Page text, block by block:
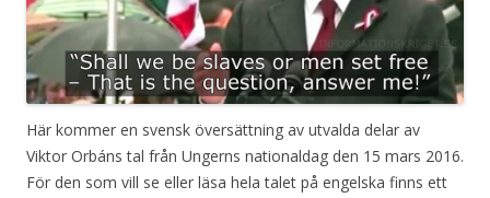
Här kommer en svensk översättning av utvalda delar av
Viktor Orbáns tal från Ungerns nationaldag den 15 mars 2016.
För den som vill se eller läsa hela talet på engelska finns ett